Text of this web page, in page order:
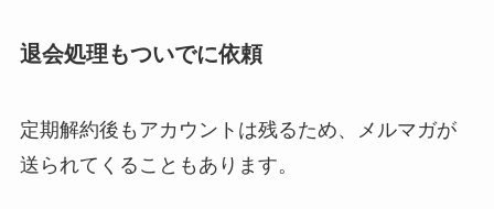
退会処理もついでに依頼
定期解約後もアカウントは残るため、メルマガが
送られてくることもあります。